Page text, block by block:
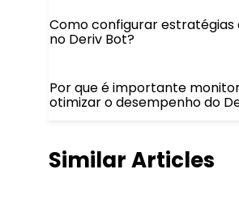
Como configurar estratégias
no Deriv Bot?
Por que é importante
otimizar o desempenho do
Similar Articles